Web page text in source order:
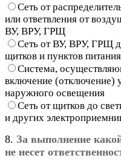
Сеть от
или ответвления от
ВУ, ВРУ, ГРЩ
Сеть от ВУ, ВРУ, ГРЩ
щитков и пунктов
Система,
включение (отключение)
наружного освещения
Сеть от щитков до
и других
8. За выполнение
не несет